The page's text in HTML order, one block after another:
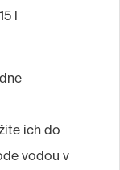
l
ich do
vodou v